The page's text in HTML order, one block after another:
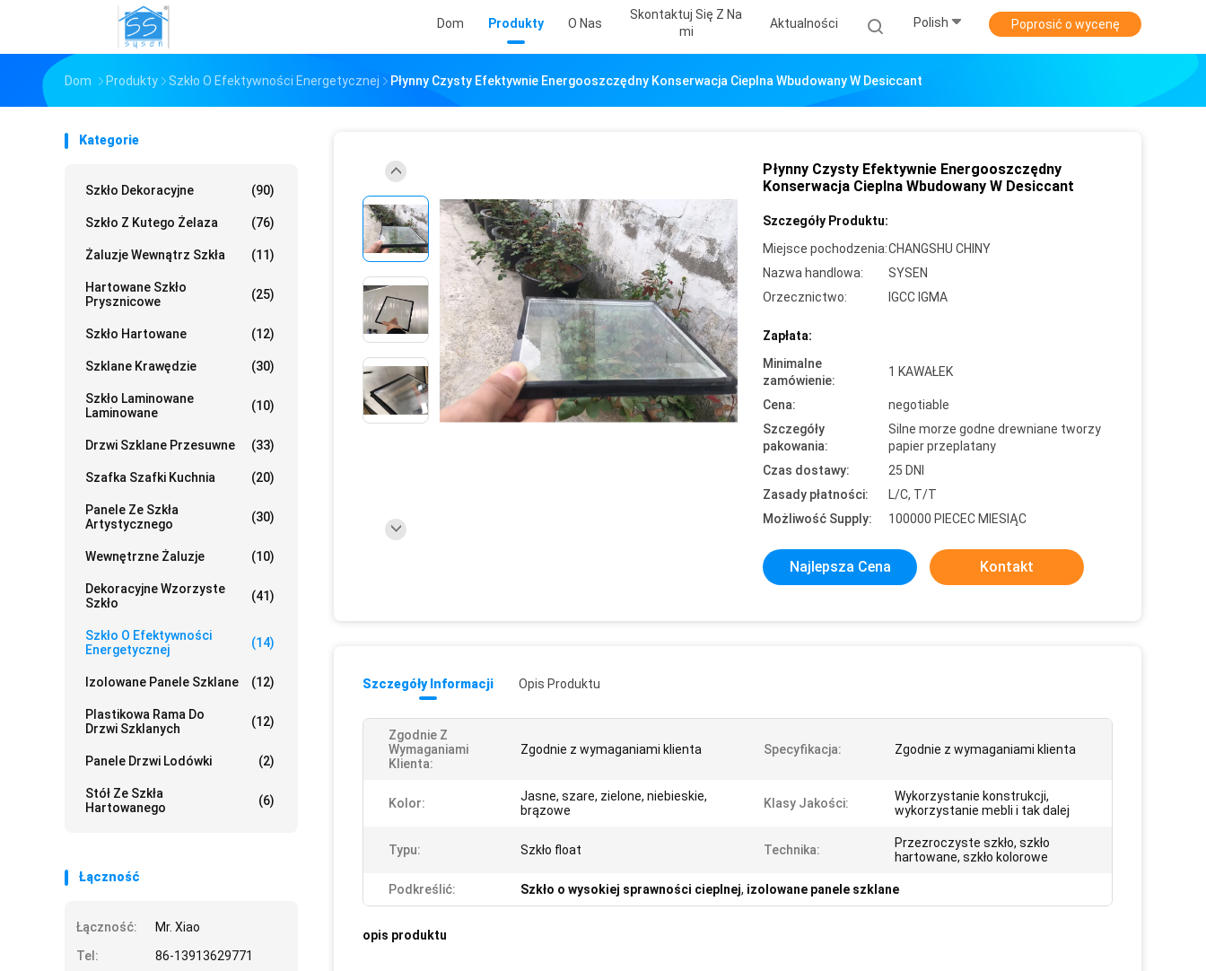
Dom Produkty O Nas
Skontaktuj Się Z Na
Mi
Aktualności Polish Poprosić o wycenę
Dom Produkty Szkło O Efektywności Energetycznej Płynny Czysty Efektywnie Energooszczędny Konserwacja Cieplna Wbudowany W Desiccant
Kategorie
Szkło Dekoracyjne (90)
Szkło Z Kutego Żelaza (76)
Żaluzje Wewnątrz Szkła (11)
Hartowane Szkło
Prysznicowe
(25)
Szkło Hartowane (12)
Szklane Krawędzie (30)
Szkło Laminowane
Laminowane
(10)
Drzwi Szklane Przesuwne (33)
Szafka Szafki Kuchnia (20)
Panele Ze Szkła
Artystycznego
(30)
Wewnętrzne Żaluzje (10)
Dekoracyjne Wzorzyste
Szkło
(41)
Szkło O Efektywności
Energetycznej
(14)
Izolowane Panele Szklane (12)
Plastikowa Rama Do
Drzwi Szklanych
(12)
Panele Drzwi Lodówki (2)
Stół Ze Szkła
Hartowanego
(6)
Łączność
Łączność:
Mr. Xiao
Tel:
86-13913629771
Płynny Czysty Efektywnie Energooszczędny
Konserwacja Cieplna Wbudowany W Desiccant
Szczegóły Produktu:
Miejsce pochodzenia:CHANGSHU CHINY
Nazwa handlowa:
SYSEN
Orzecznictwo:
IGCC IGMA
Zapłata:
Minimalne
zamówienie:
1 KAWAŁEK
Cena:
negotiable
Szczegóły
pakowania:
Silne morze godne drewniane tworzy
papier przeplatany
Czas dostawy:
25 DNI
Zasady płatności:
L/C, T/T
Możliwość Supply:
100000 PIECEC MIESIĄC
Najlepsza Cena Kontakt
Szczegóły Informacji Opis Produktu
Zgodnie Z
Wymaganiami
Klienta:
Zgodnie z wymaganiami klienta Specyfikacja: Zgodnie z wymaganiami klienta
Kolor:
Jasne, szare, zielone, niebieskie,
brązowe
Klasy Jakości:
Wykorzystanie konstrukcji,
wykorzystanie mebli i tak dalej
Typu: Szkło float Technika:
Przezroczyste szkło, szkło
hartowane, szkło kolorowe
Podkreślić: Szkło o wysokiej sprawności cieplnej, izolowane panele szklane
opis produktu